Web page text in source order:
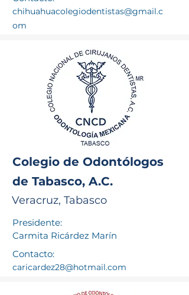
chihuahuacolegiodentistas@gmail.c
om
Colegio de Odontólogos
de Tabasco, A.C.
Veracruz, Tabasco
Presidente:
Carmita Ricárdez Marín
Contacto:
caricardez28@hotmail.com